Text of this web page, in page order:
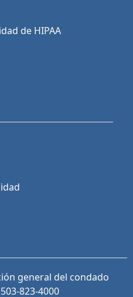
de HIPAA
general del condado
823-4000